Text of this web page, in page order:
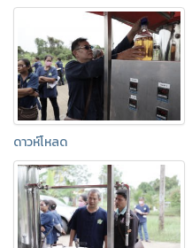
ดาวห์โหลด